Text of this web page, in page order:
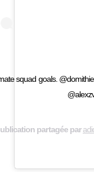
squad goals.
partagée par